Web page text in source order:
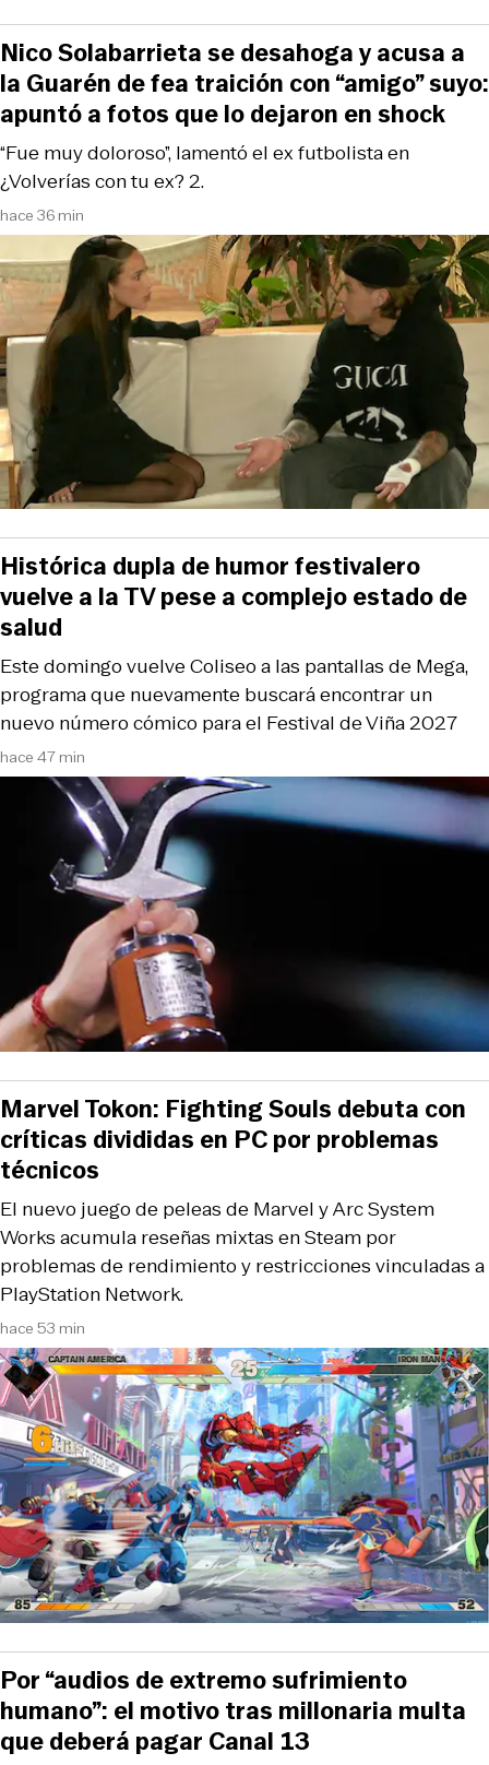
hace 36 min
“Fue muy doloroso”, lamentó el ex futbolista en
¿Volverías con tu ex? 2.
Nico Solabarrieta se desahoga y acusa a
la Guarén de fea traición con “amigo” suyo:
apuntó a fotos que lo dejaron en shock
hace 47 min
Este domingo vuelve Coliseo a las pantallas de Mega,
programa que nuevamente buscará encontrar un
nuevo número cómico para el Festival de Viña 2027
Histórica dupla de humor festivalero
vuelve a la TV pese a complejo estado de
salud
hace 53 min
El nuevo juego de peleas de Marvel y Arc System
Works acumula reseñas mixtas en Steam por
problemas de rendimiento y restricciones vinculadas a
PlayStation Network.
Marvel Tokon: Fighting Souls debuta con
críticas divididas en PC por problemas
técnicos
Por “audios de extremo sufrimiento
humano”: el motivo tras millonaria multa
que deberá pagar Canal 13